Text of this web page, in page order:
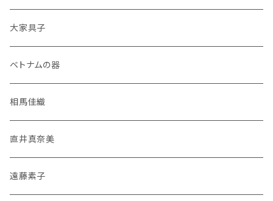
大家具子
ベトナムの器
相馬佳織
直井真奈美
遠藤素子